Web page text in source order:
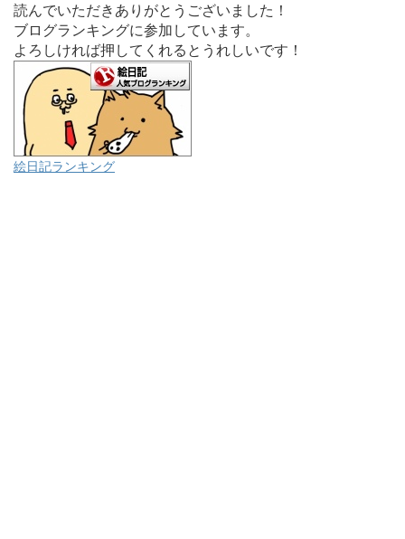
読んでいただきありがとうございました！
ブログランキングに参加しています。
よろしければ押してくれるとうれしいです！
絵日記ランキング